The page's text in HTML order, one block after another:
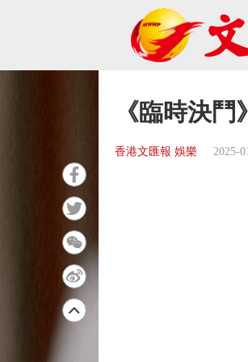
《臨時決
香港文匯報 娛樂 2025-